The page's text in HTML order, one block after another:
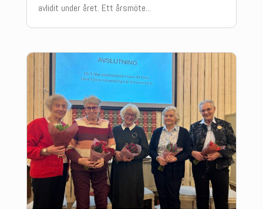
avlidit under året. Ett årsmöte...